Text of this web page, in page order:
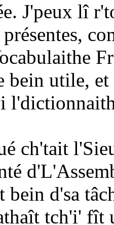
J'peux lî
utile, et
ch'tait
d'sa
tch'i' fît